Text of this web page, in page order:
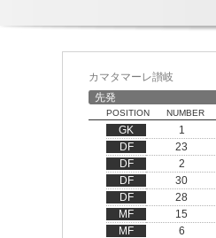
カマタマーレ讃岐
先発
POSITION NUMBER
GK 1
DF
23
DF
2
DF
30
DF
28
MF
15
MF
6